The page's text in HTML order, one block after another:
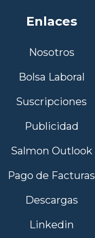
Enlaces
Nosotros
Bolsa Laboral
Suscripciones
Publicidad
Salmon Outlook
Pago de Facturas
Descargas
Linkedin